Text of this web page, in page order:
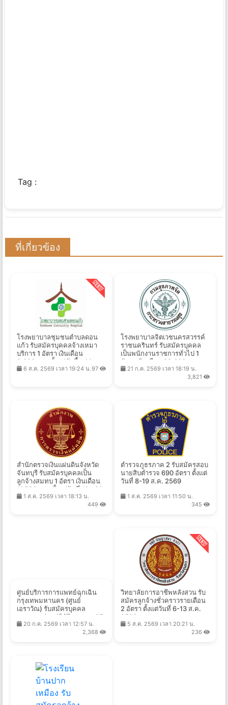
Tag :
ที่เกี่ยวข้อง
โรงพยาบาลชุมชนตำบลดอน
แก้ว รับสมัครบุคคลจ้างเหมา
บริการ 1 อัตรา เงินเดือน
9,000 บาท ตั้งแต่บัดนี้ - 14
ส.ค. 2569
6 ส.ค. 2569 เวลา 19:24 น.97
โรงพยาบาลจิตเวชนครสวรรค์
ราชนครินทร์ รับสมัครบุคคล
เป็นพนักงานราชการทั่วไป 1
อัตรา เงินเดือน 23,600 บาท
ตั้งแต่วันที่ 27 ก.ค. - 28 ส.ค.
21 ก.ค. 2569 เวลา 18:19 น.
3,821
สํานักตรวจเงินแผ่นดินจังหวัด
จันทบุรี รับสมัครบุคคลเป็น
ลูกจ้างสมทบ 1 อัตรา เงินเดือน
11,500 บาท ตั้งแต่วันที่ 10 - 21
ส.ค. 2569
1 ส.ค. 2569 เวลา 18:13 น.
449
ตำรวจภูธรภาค 2 รับสมัครสอบ
นายสิบตำรวจ 690 อัตรา ตั้งแต่
วันที่ 8-19 ส.ค. 2569
1 ส.ค. 2569 เวลา 11:50 น.
345
ศูนย์บริการการแพทย์ฉุกเฉิน
กรุงเทพมหานคร (ศูนย์
เอราวัณ) รับสมัครบุคคล
ภายนอกช่วยปฏิบัติราชการ 37
อัตรา ตั้งแต่วันที่ 20 ก.ค. - 21
20 ก.ค. 2569 เวลา 12:57 น.
2,368
วิทยาลัยการอาชีพหลังสวน รับ
สมัครลูกจ้างชั่วคราวรายเดือน
2 อัตรา ตั้งแต่วันที่ 6-13 ส.ค.
2569
5 ส.ค. 2569 เวลา 20:21 น.
236